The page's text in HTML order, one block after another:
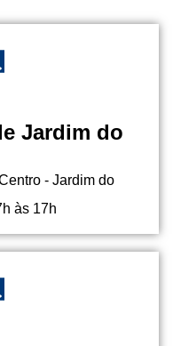
Jardim do
- Jardim do
às 17h